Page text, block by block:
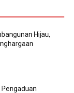
Hijau,
Pengaduan